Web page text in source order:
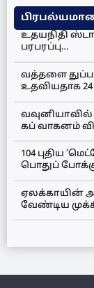
உதயநிதி
பரபரப்பு…
வத்தளை
உதவியதாக
வவுனியாவில்
கப் வாகனம்
104 புதிய
பொதுப்
ஏலக்காயின்
வேண்டிய